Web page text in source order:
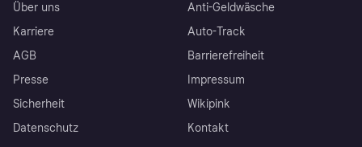
Über uns
Karriere
AGB
Presse
Sicherheit
Datenschutz
Anti-Geldwäsche
Auto-Track
Barrierefreiheit
Impressum
Wikipink
Kontakt